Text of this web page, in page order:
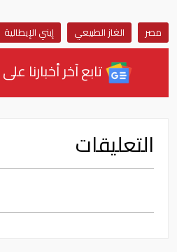
مصر الغاز الطبيعي إيني الإيطالية
تابع آخر أخبارنا
التعليقات